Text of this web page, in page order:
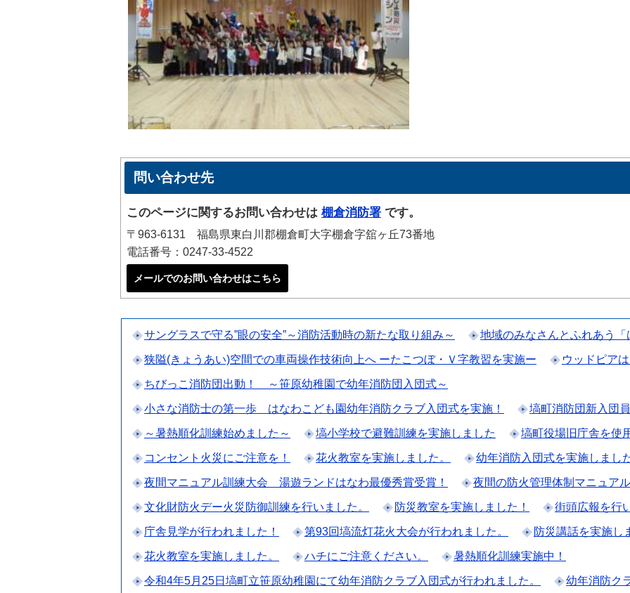
問い合わせ先
このページに関するお問い合わせは 棚倉消防署 です。
〒963-6131 福島県東白川郡棚倉町大字棚倉字舘ヶ丘73番地
電話番号：0247-33-4522
メールでのお問い合わせはこちら
サングラスで守る”眼の安全”～消防活動時の新たな取り組み～ 地域のみなさんとふれあう
狭隘(きょうあい)空間での車両操作技術向上へ ーたこつぼ・Ｖ字教習を実施ー ウッドピア
ちびっこ消防団出動！ ～笹原幼稚園で幼年消防団入団式～
小さな消防士の第一歩 はなわこども園幼年消防クラブ入団式を実施！ 塙町消防団新入団
～暑熱順化訓練始めました～ 塙小学校で避難訓練を実施しました 塙町役場旧庁舎を使
コンセント火災にご注意を！ 花火教室を実施しました。 幼年消防入団式を実施しまし
夜間マニュアル訓練大会 湯遊ランドはなわ最優秀賞受賞！ 夜間の防火管理体制マニュア
文化財防火デー火災防御訓練を行いました。 防災教室を実施しました！ 街頭広報を行
庁舎見学が行われました！ 第93回塙流灯花火大会が行われました。 防災講話を実施し
花火教室を実施しました。 ハチにご注意ください。 暑熱順化訓練実施中！
令和4年5月25日塙町立笹原幼稚園にて幼年消防クラブ入団式が行われました。 幼年消防ク